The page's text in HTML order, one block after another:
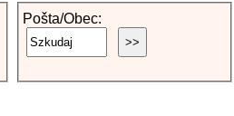
Pošta/Obec: